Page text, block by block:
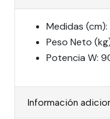
Medidas
Peso Neto
Potencia W:
Información